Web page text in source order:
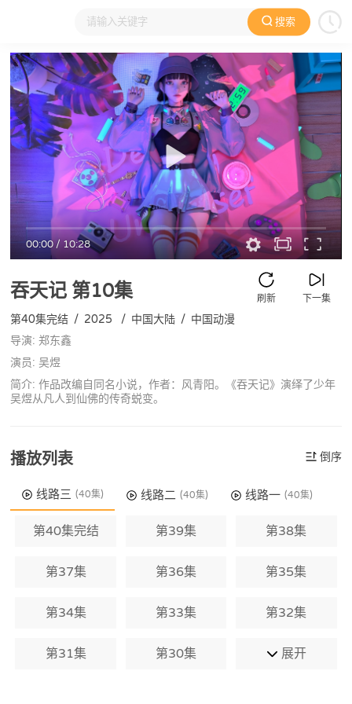
搜索
大家在看 日本动漫 国产动漫 欧美动漫 动漫电影
00:00/10:28
吞天记 第10集 下一集
刷新
第40集完结 / 2025 / 中国大陆 / 中国动漫
导演: 郑东鑫
演员: 吴煜
简介: 作品改编自同名小说，作者：风青阳。《吞天记》演绎了少年
吴煜从凡人到仙佛的传奇蜕变。
播放列表 倒序
线路三 (40集) 线路二 (40集) 线路一 (40集)
第40集完结 第39集 第38集
第37集 第36集 第35集
第34集 第33集 第32集
第31集 第30集 展开